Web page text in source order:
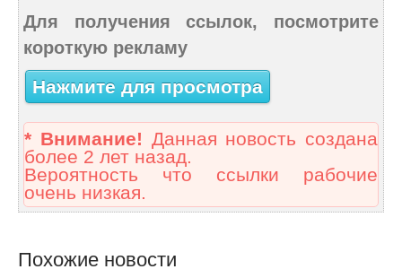
Для получения ссылок, посмотрите
короткую рекламу
Нажмите для просмотра
* Внимание! Данная новость создана
более 2 лет назад.
Вероятность что ссылки рабочие
очень низкая.
Похожие новости